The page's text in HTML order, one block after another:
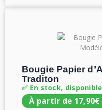
Bougie Papier
Traditon
✅ En stock,
À partir de 17,90€